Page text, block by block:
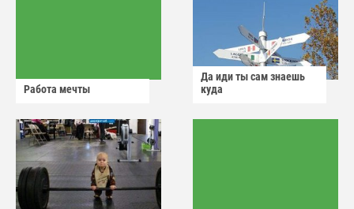
Работа мечты
Да иди ты сам знаешь
куда